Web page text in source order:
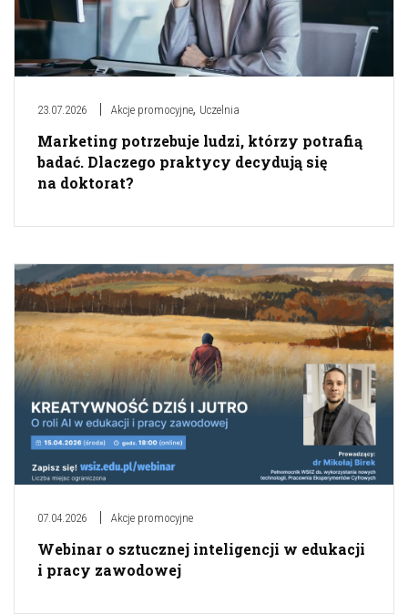
23.07.2026 Akcje promocyjne, Uczelnia
Marketing potrzebuje ludzi, którzy potrafią
badać. Dlaczego praktycy decydują się
na doktorat?
07.04.2026 Akcje promocyjne
Webinar o sztucznej inteligencji w edukacji
i pracy zawodowej